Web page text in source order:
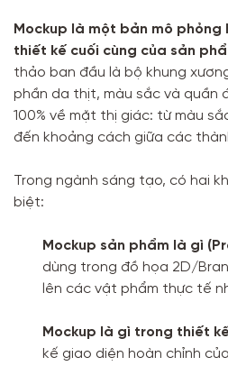
Mockup là một bản mô phỏng
thiết kế cuối cùng của sản
thảo ban đầu là bộ khung
phần da thịt, màu sắc và quần
100% về mặt thị giác: từ màu
đến khoảng cách giữa các
Trong ngành sáng tạo, có hai
biệt:
Mockup sản phẩm là gì
dùng trong đồ họa 2D/
lên các vật phẩm thực tế
Mockup là gì trong thiết
kế giao diện hoàn chỉnh